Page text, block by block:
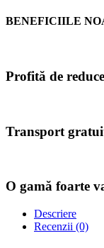
BENEFICIILE
Profită de
Transport
O gamă foarte
Descriere
Recenzii (0)